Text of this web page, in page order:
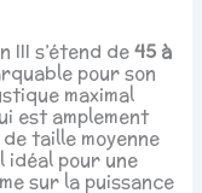
III s’étend de45 à
pour son
maximal
est amplement
taille moyenne
idéal pour une
sur la puissance